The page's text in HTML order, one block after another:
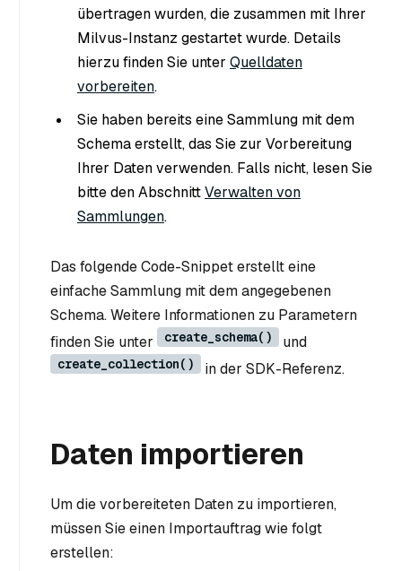
übertragen wurden, die zusammen mit Ihrer
Milvus-Instanz gestartet wurde. Details
hierzu finden Sie unter Quelldaten
vorbereiten.
Sie haben bereits eine Sammlung mit dem
Schema erstellt, das Sie zur Vorbereitung
Ihrer Daten verwenden. Falls nicht, lesen Sie
bitte den AbschnittVerwalten von
Sammlungen.
Das folgende Code-Snippet erstellt eine
einfache Sammlung mit dem angegebenen
Schema. Weitere Informationen zu Parametern
finden Sie unter
create_schema() und
create_collection() in der SDK-Referenz.
Daten importieren
Um die vorbereiteten Daten zu importieren,
müssen Sie einen Importauftrag wie folgt
erstellen: